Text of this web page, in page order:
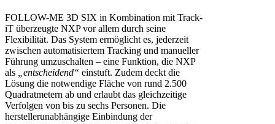
FOLLOW-ME 3D SIX in Kombination mit Track-
iT überzeugte NXP vor allem durch seine
Flexibilität. Das System ermöglicht es, jederzeit
zwischen automatisiertem Tracking und manueller
Führung umzuschalten – eine Funktion, die NXP
als
„entscheidend“ einstuft. Zudem deckt die
Lösung die notwendige Fläche von rund 2.500
Quadratmetern ab und erlaubt das gleichzeitige
Verfolgen von bis zu sechs Personen. Die
herstellerunabhängige Einbindung der